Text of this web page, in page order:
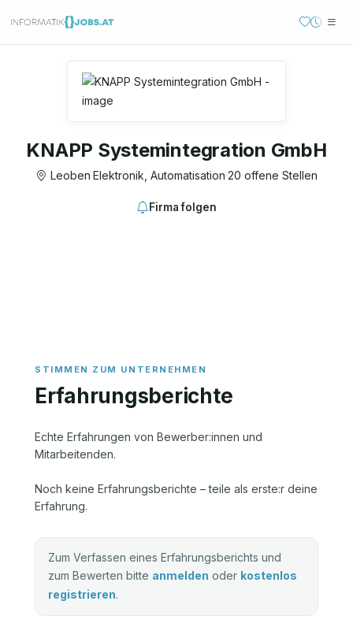
KNAPP Systemintegration GmbH
Leoben·Elektronik, Automatisation·20 offene Stellen
Firma folgen
Erfahrungsberichte
Echte Erfahrungen von Bewerber:innen und
Mitarbeitenden.
Noch keine Erfahrungsberichte – teile als erste:r deine
Erfahrung.
Zum Verfassen eines Erfahrungsberichts und
zum Bewerten bitte anmelden oder kostenlos
registrieren.